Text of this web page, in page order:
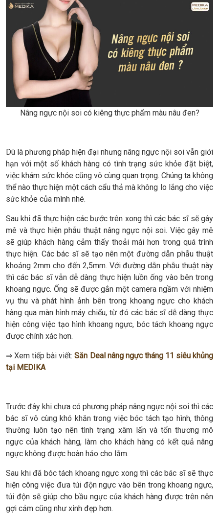
Nâng ngực nội soi có kiêng thực phẩm màu nâu đen?
Dù là phương pháp hiện đại nhưng nâng ngực nội soi vẫn giới
hạn với một số khách hàng có tình trạng sức khỏe đặt biệt,
việc khám sức khỏe cũng vô cùng quan trọng. Chúng ta không
thể nào thực hiện một cách cẩu thả mà không lo lắng cho việc
sức khỏe của mình nhé.
Sau khi đã thực hiện các bước trên xong thì các bác sĩ sẽ gây
mê và thực hiện phẫu thuật nâng ngực nội soi. Việc gây mê
sẽ giúp khách hàng cảm thấy thoải mái hơn trong quá trình
thực hiện. Các bác sĩ sẽ tạo nên một đường dẫn phẫu thuật
khoảng 2mm cho đến 2,5mm. Với đường dẫn phẫu thuật này
thì các bác sĩ vẫn dễ dàng thực hiện luồn ống vào bên trong
khoang ngực. Ống sẽ được gắn một camera ngầm với nhiệm
vụ thu và phát hình ảnh bên trong khoang ngực cho khách
hàng qua màn hình máy chiếu, từ đó các bác sĩ dễ dàng thực
hiện công việc tạo hình khoang ngực, bóc tách khoang ngực
được chính xác hơn.
⇒ Xem tiếp bài viết:Săn Deal nâng ngực tháng 11 siêu khủng
tại MEDIKA
Trước đây khi chưa có phương pháp nâng ngực nội soi thì các
bác sĩ vô cùng khó khăn trong việc bóc tách tạo hình, thông
thường luôn tạo nên tình trạng xâm lấn và tổn thương mô
ngực của khách hàng, làm cho khách hàng có kết quả nâng
ngực không được hoàn hảo cho lắm.
Sau khi đã bóc tách khoang ngực xong thì các bác sĩ sẽ thực
hiện công việc đưa túi độn ngực vào bên trong khoang ngực,
túi độn sẽ giúp cho bầu ngực của khách hàng được trên nên
gợi cảm cũng như xinh đẹp hơn.